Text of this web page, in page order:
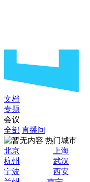
文档
专题
会议
全部 直播间
热门城市
北京
上海
杭州
武汉
宁波
西安